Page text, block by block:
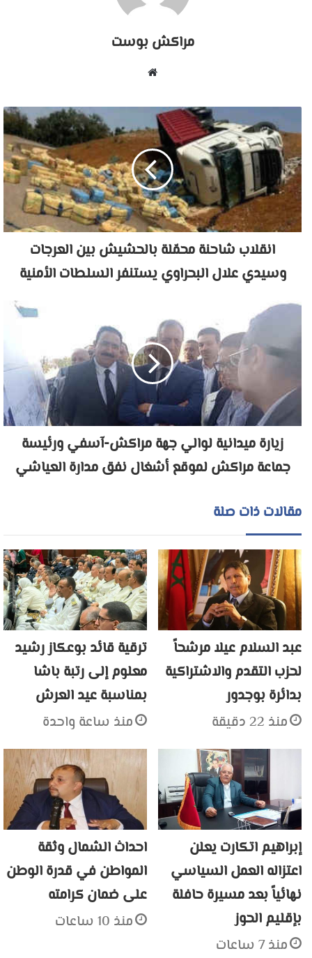
مراكش بوست
انقلاب شاحنة محمّلة بالحشيش بين العرجات
وسيدي علال البحراوي يستنفر السلطات الأمنية
زيارة ميدانية لوالي جهة مراكش-آسفي ورئيسة
جماعة مراكش لموقع أشغال نفق مدارة العياشي
مقالات ذات صلة
عبد السلام عيلا مرشحاً
لحزب التقدم والاشتراكية
بدائرة بوجدور
منذ 22 دقيقة
ترقية قائد بوعكاز رشيد
معلوم إلى رتبة باشا
بمناسبة عيد العرش
منذ ساعة واحدة
إبراهيم اتكارت يعلن
اعتزاله العمل السياسي
نهائياً بعد مسيرة حافلة
بإقليم الحوز
منذ 7 ساعات
احداث الشمال وثقة
المواطن في قدرة الوطن
على ضمان كرامته
منذ 10 ساعات